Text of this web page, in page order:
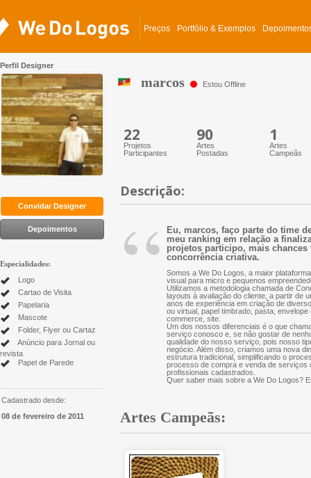
Preços Portfólio & Exemplos
Convidar Designer
Depoimentos
Especialidades:
Logo
Cartao de Visita
Papelaria
Mascote
Folder, Flyer ou Cartaz
Anúncio para Jornal ou
revista
Papel de Parede
Cadastrado desde:
08 de fevereiro de 2011
marcos Estou Offline
Perfil Designer
22
Projetos
Participantes
90
Artes
Postadas
1
Artes
Campeãs
Descrição:
“
Eu, marcos, faço parte do time
meu ranking em relação a
projetos participo, mais
concorrência criativa.
Somos a We Do Logos, a maior
visual para micro e pequenos
Utilizamos a metodologia chamada de
layouts à avaliação do cliente, a partir de
anos de experiência em criação de
ou virtual, papel timbrado, pasta,
commerce, site.
Um dos nossos diferenciais é o que
serviço conosco e, se não gostar de
qualidade do nosso serviço, pois nosso
negócio. Além disso, criamos uma nova
estrutura tradicional, simplificando o
processo de compra e venda de serviços
profissionais cadastrados.
Quer saber mais sobre a We Do Logos?
Artes Campeãs: